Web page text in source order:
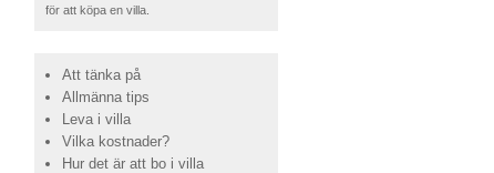
för att köpa en villa.
Att tänka på
Allmänna tips
Leva i villa
Vilka kostnader?
Hur det är att bo i villa